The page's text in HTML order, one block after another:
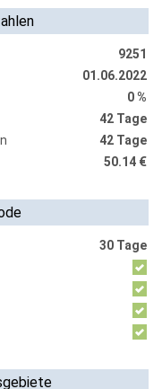
9251
01.06.2022
0 %
42 Tage
42 Tage
50.14 €
30 Tage